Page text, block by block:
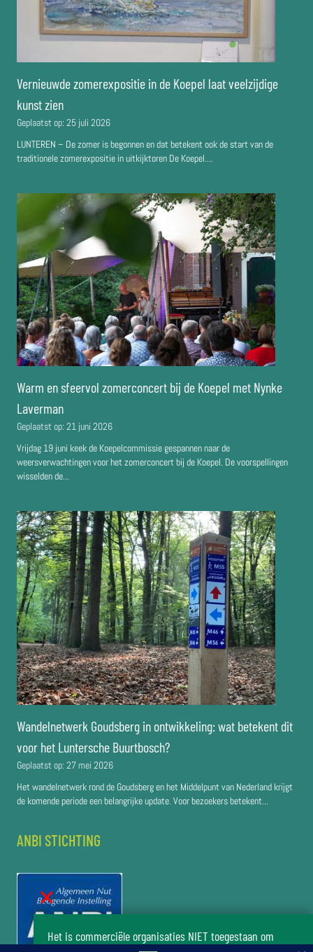
Vernieuwde zomerexpositie in de Koepel laat veelzijdige
kunst zien
Geplaatst op: 25 juli 2026
LUNTEREN – De zomer is begonnen en dat betekent ook de start van de
traditionele zomerexpositie in uitkijktoren De Koepel....
Warm en sfeervol zomerconcert bij de Koepel met Nynke
Laverman
Geplaatst op: 21 juni 2026
Vrijdag 19 juni keek de Koepelcommissie gespannen naar de
weersverwachtingen voor het zomerconcert bij de Koepel. De voorspellingen
wisselden de...
Wandelnetwerk Goudsberg in ontwikkeling: wat betekent dit
voor het Luntersche Buurtbosch?
Geplaatst op: 27 mei 2026
Het wandelnetwerk rond de Goudsberg en het Middelpunt van Nederland krijgt
de komende periode een belangrijke update. Voor bezoekers betekent...
ANBI STICHTING
Het is commerciële organisaties NIET toegestaan om